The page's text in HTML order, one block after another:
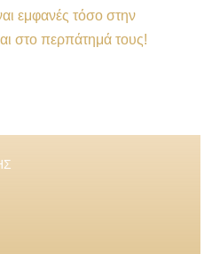
εμφανές τόσο στην
στο περπάτημά τους!